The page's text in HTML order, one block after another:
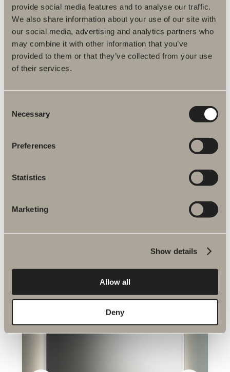
provide social media features and to analyse our traffic.
We also share information about your use of our site with
our social media, advertising and analytics partners who
may combine it with other information that you’ve
provided to them or that they’ve collected from your use
of their services.
Selection
Necessary
Preferences
Statistics
Marketing
Show details
Allow all
Deny
Specifikation
Du kanske är intresserad av